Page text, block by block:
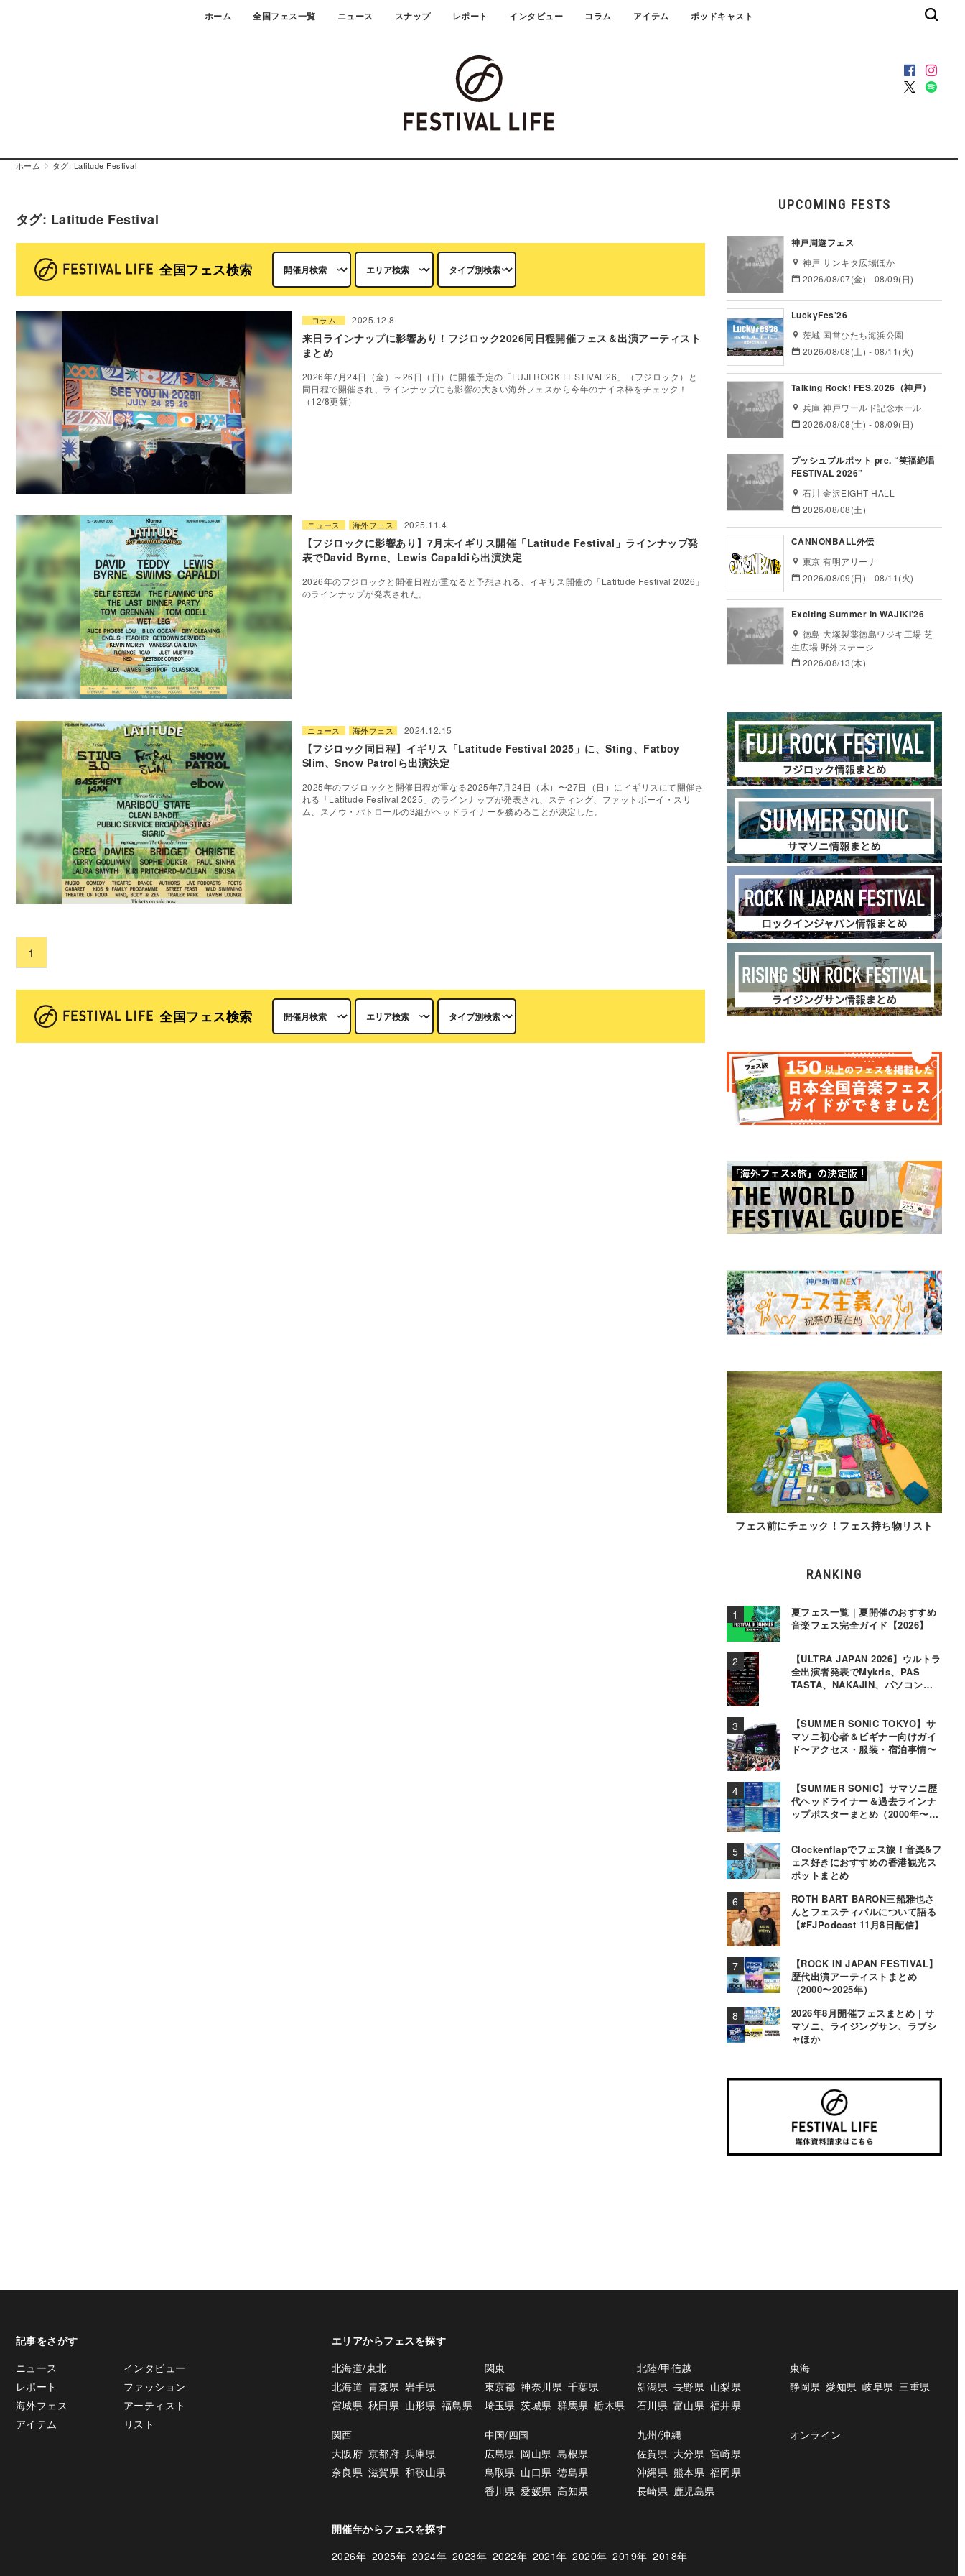
ホーム 全国フェス一覧 ニュース スナップ レポート インタビュー コラム アイテム ポッドキャスト
ホーム タグ: Latitude Festival
タグ: Latitude Festival
全国フェス検索
コラム 2025.12.8
来日ラインナップに影響あり！フジロック2026同日程開催フェス＆出演アーティスト
まとめ
2026年7月24日（金）～26日（日）に開催予定の「FUJI ROCK FESTIVAL’26」（フジロック）と
同日程で開催され、ラインナップにも影響の大きい海外フェスから今年のナイネ枠をチェック！
（12/8更新）
ニュース 海外フェス 2025.11.4
【フジロックに影響あり】7月末イギリス開催「Latitude Festival」ラインナップ発
表でDavid Byrne、Lewis Capaldiら出演決定
2026年のフジロックと開催日程が重なると予想される、イギリス開催の「Latitude Festival 2026」
のラインナップが発表された。
ニュース 海外フェス 2024.12.15
【フジロック同日程】イギリス「Latitude Festival 2025」に、Sting、Fatboy
Slim、Snow Patrolら出演決定
2025年のフジロックと開催日程が重なる2025年7月24日（木）〜27日（日）にイギリスにて開催さ
れる「Latitude Festival 2025」のラインナップが発表され、スティング、ファットボーイ・スリ
ム、スノウ・パトロールの3組がヘッドライナーを務めることが決定した。
1
全国フェス検索
UPCOMING FESTS
神戸周遊フェス
神戸 サンキタ広場ほか
2026/08/07(金) - 08/09(日)
LuckyFes’26
茨城 国営ひたち海浜公園
2026/08/08(土) - 08/11(火)
Talking Rock! FES.2026（神戸）
兵庫 神戸ワールド記念ホール
2026/08/08(土) - 08/09(日)
プッシュプルポット pre. “笑福絶唱
FESTIVAL 2026”
石川 金沢EIGHT HALL
2026/08/08(土)
CANNONBALL外伝
東京 有明アリーナ
2026/08/09(日) - 08/11(火)
Exciting Summer in WAJIKI’26
徳島 大塚製薬徳島ワジキ工場 芝
生広場 野外ステージ
2026/08/13(木)
フェス前にチェック！フェス持ち物リスト
RANKING
夏フェス一覧｜夏開催のおすすめ
音楽フェス完全ガイド【2026】
【ULTRA JAPAN 2026】ウルトラ
全出演者発表でMykris、PAS
TASTA、NAKAJIN、パソコン音
【SUMMER SONIC TOKYO】サ
マソニ初心者＆ビギナー向けガイ
ド〜アクセス・服装・宿泊事情〜
【SUMMER SONIC】サマソニ歴
代ヘッドライナー＆過去ラインナ
ップポスターまとめ（2000年〜
Clockenflapでフェス旅！音楽&フ
ェス好きにおすすめの香港観光ス
ポットまとめ
ROTH BART BARON三船雅也さ
んとフェスティバルについて語る
【#FJPodcast 11月8日配信】
【ROCK IN JAPAN FESTIVAL】
歴代出演アーティストまとめ
（2000〜2025年）
2026年8月開催フェスまとめ | サ
マソニ、ライジングサン、ラブシ
ャほか
記事をさがす
ニュース
インタビュー
レポート
ファッション
海外フェス
アーティスト
アイテム
リスト
エリアからフェスを探す
北海道/東北
北海道 青森県 岩手県
宮城県 秋田県 山形県 福島県
関東
東京都 神奈川県 千葉県
埼玉県 茨城県 群馬県 栃木県
北陸/甲信越
新潟県 長野県 山梨県
石川県 富山県 福井県
東海
静岡県 愛知県 岐阜県 三重県
関西
大阪府 京都府 兵庫県
奈良県 滋賀県 和歌山県
中国/四国
広島県 岡山県 島根県
鳥取県 山口県 徳島県
香川県 愛媛県 高知県
九州/沖縄
佐賀県 大分県 宮崎県
沖縄県 熊本県 福岡県
長崎県 鹿児島県
オンライン
開催年からフェスを探す
2026年 2025年 2024年 2023年 2022年 2021年 2020年 2019年 2018年